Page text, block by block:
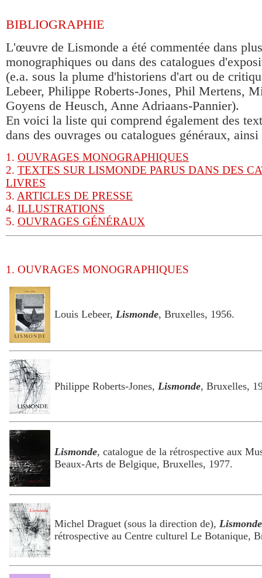
BIBLIOGRAPHIE
L'œuvre de Lismonde a été commentée dans
monographiques ou dans des catalogues
(e.a. sous la plume d'historiens d'art ou de
Lebeer, Philippe Roberts-Jones, Phil Mertens,
Goyens de Heusch, Anne Adriaans-Pannier).
En voici la liste qui comprend également des
dans des ouvrages ou catalogues généraux,
1. OUVRAGES MONOGRAPHIQUES
2. TEXTES SUR LISMONDE PARUS DANS DES
LIVRES
3. ARTICLES DE PRESSE
4. ILLUSTRATIONS
5. OUVRAGES GÉNÉRAUX
1. OUVRAGES MONOGRAPHIQUES
Louis Lebeer, Lismonde, Bruxelles, 1956.
Philippe Roberts-Jones, Lismonde, Bruxelles,
Lismonde, catalogue de la rétrospective aux
Beaux-Arts de Belgique, Bruxelles, 1977.
Michel Draguet (sous la direction de), Lismonde
rétrospective au Centre culturel Le Botanique,